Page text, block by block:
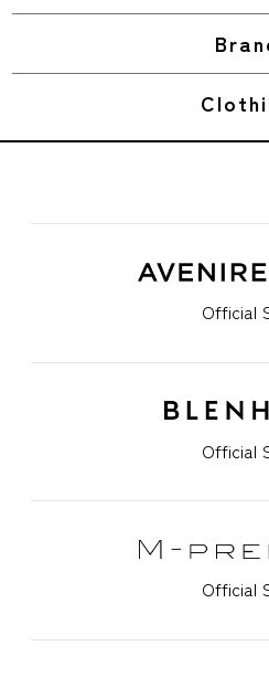
Official
Official
Official